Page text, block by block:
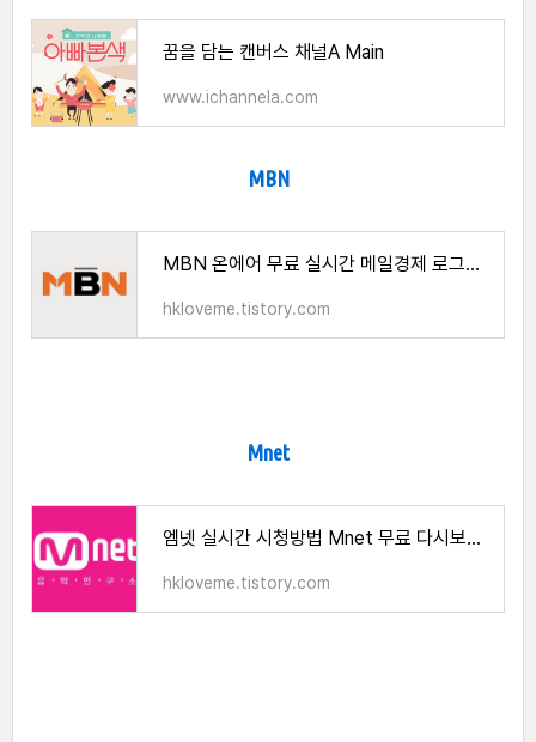
꿈을 담는 캔버스 채널A Main
www.ichannela.com
MBN
MBN 온에어 무료 실시간 메일경제 로그인 없이 바로보기 안내
hkloveme.tistory.com
Mnet
엠넷 실시간 시청방법 Mnet 무료 다시보기 안내 엠넷 온에어
hkloveme.tistory.com